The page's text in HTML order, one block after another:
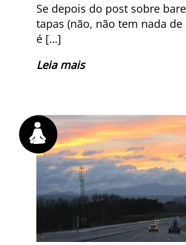
Se depois do post sobre
tapas (não, não tem nada de
é […]
Leia mais